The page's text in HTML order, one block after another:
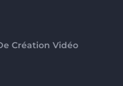
Création Vidéo